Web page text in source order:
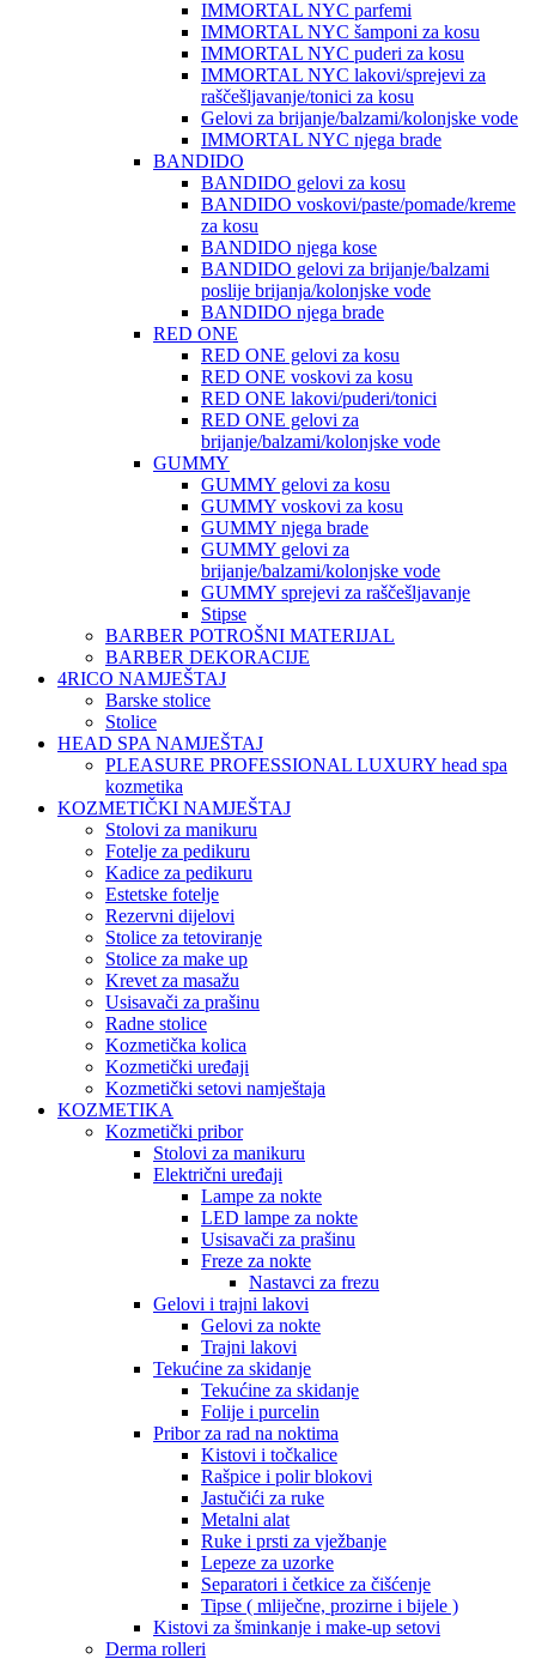
IMMORTAL NYC parfemi
IMMORTAL NYC šamponi za kosu
IMMORTAL NYC puderi za kosu
IMMORTAL NYC lakovi/sprejevi za
raščešljavanje/tonici za kosu
Gelovi za brijanje/balzami/kolonjske vode
IMMORTAL NYC njega brade
BANDIDO
BANDIDO gelovi za kosu
BANDIDO voskovi/paste/pomade/kreme
za kosu
BANDIDO njega kose
BANDIDO gelovi za brijanje/balzami
poslije brijanja/kolonjske vode
BANDIDO njega brade
RED ONE
RED ONE gelovi za kosu
RED ONE voskovi za kosu
RED ONE lakovi/puderi/tonici
RED ONE gelovi za
brijanje/balzami/kolonjske vode
GUMMY
GUMMY gelovi za kosu
GUMMY voskovi za kosu
GUMMY njega brade
GUMMY gelovi za
brijanje/balzami/kolonjske vode
GUMMY sprejevi za raščešljavanje
Stipse
BARBER POTROŠNI MATERIJAL
BARBER DEKORACIJE
4RICO NAMJEŠTAJ
Barske stolice
Stolice
HEAD SPA NAMJEŠTAJ
PLEASURE PROFESSIONAL LUXURY head spa
kozmetika
KOZMETIČKI NAMJEŠTAJ
Stolovi za manikuru
Fotelje za pedikuru
Kadice za pedikuru
Estetske fotelje
Rezervni dijelovi
Stolice za tetoviranje
Stolice za make up
Krevet za masažu
Usisavači za prašinu
Radne stolice
Kozmetička kolica
Kozmetički uređaji
Kozmetički setovi namještaja
KOZMETIKA
Kozmetički pribor
Stolovi za manikuru
Električni uređaji
Lampe za nokte
LED lampe za nokte
Usisavači za prašinu
Freze za nokte
Nastavci za frezu
Gelovi i trajni lakovi
Gelovi za nokte
Trajni lakovi
Tekućine za skidanje
Tekućine za skidanje
Folije i purcelin
Pribor za rad na noktima
Kistovi i točkalice
Rašpice i polir blokovi
Jastučići za ruke
Metalni alat
Ruke i prsti za vježbanje
Lepeze za uzorke
Separatori i četkice za čišćenje
Tipse ( mliječne, prozirne i bijele )
Kistovi za šminkanje i make-up setovi
Derma rolleri